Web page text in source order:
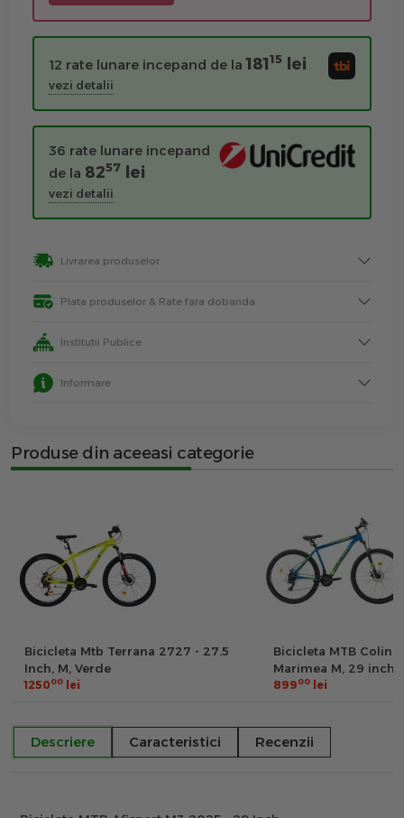
12 rate lunare incepand de la18115 lei
vezi detalii
36 rate lunare incepand
de la 8257 lei
vezi detalii
Livrarea produselor
Plata produselor & Rate fara dobanda
Institutii Publice
Informare
Produse din aceeasi categorie
Bicicleta Mtb Terrana 2727 - 27.5
Inch, M, Verde
125000 lei
Bicicleta MTB
Marimea M, 29 inch,
Schimbator Shimano
89900 lei
Descriere Caracteristici Recenzii